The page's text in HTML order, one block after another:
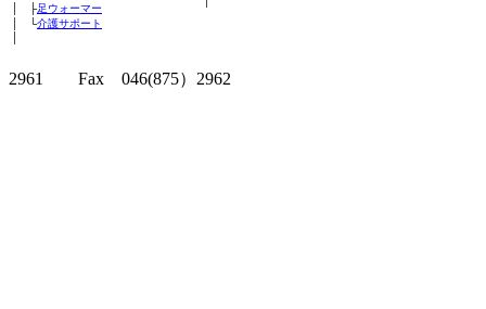
│ ├足ウォーマー
│ └介護サポート
2961 Fax 046(875）2962